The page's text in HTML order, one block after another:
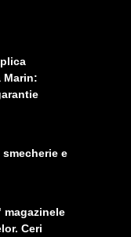
Marin:
smecherie e
magazinele
Ceri